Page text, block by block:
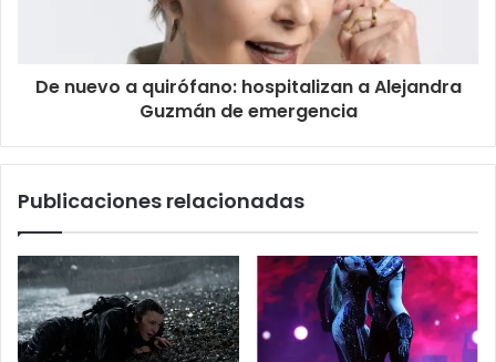
De nuevo a quirófano: hospitalizan a Alejandra
Guzmán de emergencia
Publicaciones relacionadas